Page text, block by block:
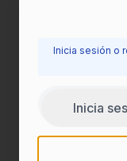
Inicia
detalles
Inicia sesión o
Inicia